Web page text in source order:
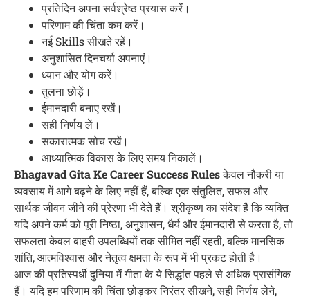
प्रतिदिन अपना सर्वश्रेष्ठ प्रयास करें।
परिणाम की चिंता कम करें।
नई Skills सीखते रहें।
अनुशासित दिनचर्या अपनाएं।
ध्यान और योग करें।
तुलना छोड़ें।
ईमानदारी बनाए रखें।
सही निर्णय लें।
सकारात्मक सोच रखें।
आध्यात्मिक विकास के लिए समय निकालें।
Bhagavad Gita Ke Career Success Rulesकेवल नौकरी या
व्यवसाय में आगे बढ़ने के लिए नहीं हैं, बल्कि एक संतुलित, सफल और
सार्थक जीवन जीने की प्रेरणा भी देते हैं। श्रीकृष्ण का संदेश है कि व्यक्ति
यदि अपने कर्म को पूरी निष्ठा, अनुशासन, धैर्य और ईमानदारी से करता है, तो
सफलता केवल बाहरी उपलब्धियों तक सीमित नहीं रहती, बल्कि मानसिक
शांति, आत्मविश्वास और नेतृत्व क्षमता के रूप में भी प्रकट होती है।
आज की प्रतिस्पर्धी दुनिया में गीता के ये सिद्धांत पहले से अधिक प्रासंगिक
हैं। यदि हम परिणाम की चिंता छोड़कर निरंतर सीखने, सही निर्णय लेने,